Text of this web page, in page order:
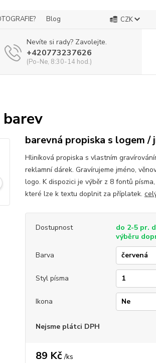
Blog CZK
Nevíte si rady? Zavolejte.
+420773237626
(Po-Ne, 8:30-14 hod.)
barevná propiska s logem /
Hliníková propiska s vlastním
reklamní dárek. Gravírujeme jméno,
logo. K dispozici je výběr z 8 fontů
které lze k textu doplnit za příplatek.
Dostupnost
do 2-5 pr.
výběru
Barva
Styl písma
Ikona
Nejsme plátci DPH
89 Kč /ks